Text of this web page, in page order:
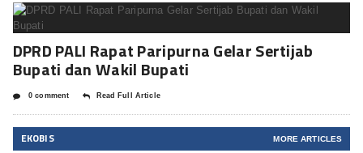
DPRD PALI Rapat Paripurna Gelar Sertijab
Bupati dan Wakil Bupati
0 comment Read Full Article
EKOBIS MORE ARTICLES